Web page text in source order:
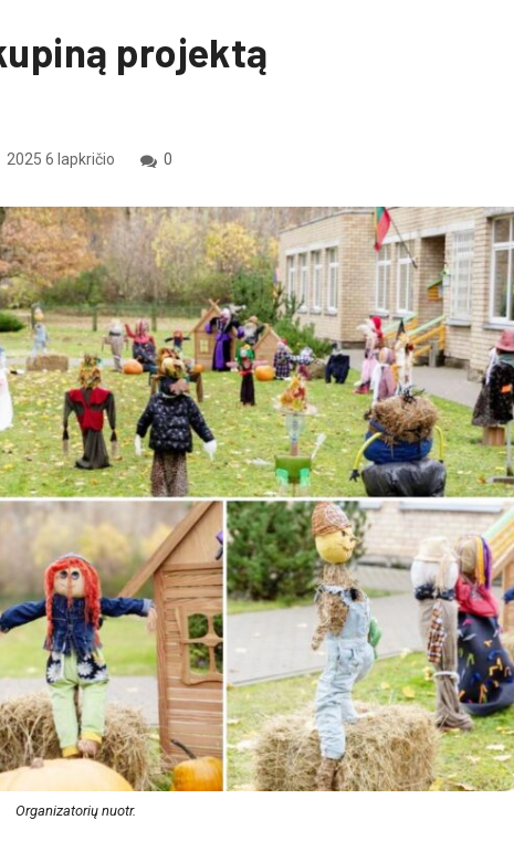
projektą
2025 6 lapkričio 0
Organizatorių nuotr.